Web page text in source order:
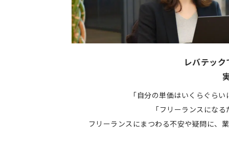
レバテッ
「自分の単価はいくらぐら
「フリーランスにな
フリーランスにまつわる不安や疑問に、